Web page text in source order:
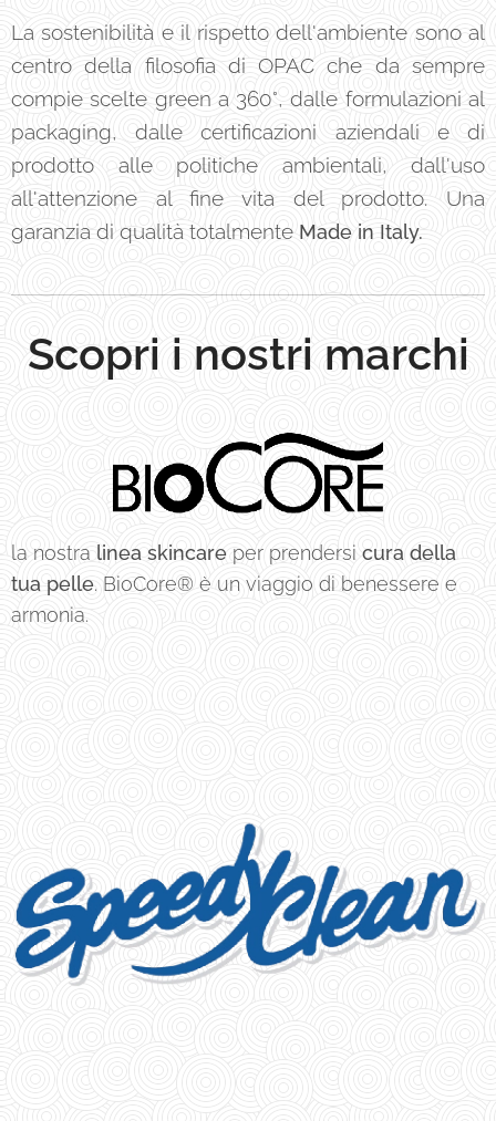
La sostenibilità e il rispetto dell'ambiente sono al
centro della filosofia di OPAC che da sempre
compie scelte green a 360°, dalle formulazioni al
packaging, dalle certificazioni aziendali e di
prodotto alle politiche ambientali, dall'uso
all'attenzione al fine vita del prodotto. Una
garanzia di qualità totalmente Made in Italy.
Scopri i nostri marchi
la nostra linea skincare per prendersi cura della
tua pelle. BioCore® è un viaggio di benessere e
armonia.